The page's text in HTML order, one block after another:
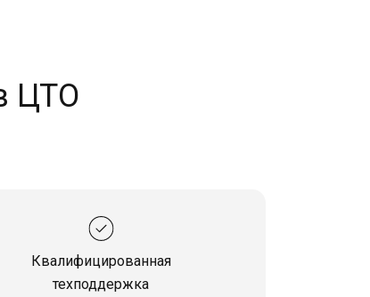
ЦТО
Квалифицированная
техподдержка